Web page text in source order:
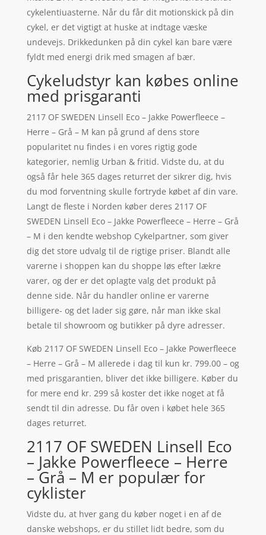
cykelentiuasterne. Når du får dit motionskick på din
cykel, er det vigtigt at huske at indtage væske
undevejs. Drikkedunken på din cykel kan bare være
fyldt med energi drik med smagen af bær.
Cykeludstyr kan købes online
med prisgaranti
2117 OF SWEDEN Linsell Eco – Jakke Powerfleece –
Herre – Grå – M kan på grund af dens store
popularitet nu findes i en vores rigtig gode
kategorier, nemlig Urban & fritid. Vidste du, at du
også får hele 365 dages returret der sikrer dig, hvis
du mod forventning skulle fortryde købet af din vare.
Langt de fleste i Norden køber deres 2117 OF
SWEDEN Linsell Eco – Jakke Powerfleece – Herre – Grå
– M i den kendte webshop Cykelpartner, som giver
dig det store udvalg til de rigtige priser. Blandt alle
varerne i shoppen kan du shoppe løs efter lækre
varer, og der er det oplagte valg det produkt på
denne side. Når du handler online er varerne
billigere- og det lader sig gøre, når man ikke skal
betale til showroom og butikker på dyre adresser.
Køb 2117 OF SWEDEN Linsell Eco – Jakke Powerfleece
– Herre – Grå – M allerede i dag til kun kr. 799.00 – og
med prisgarantien, bliver det ikke billigere. Køber du
for mere end kr. 299 så koster det ikke noget at få
sendt til din adresse. Du får oven i købet hele 365
dages returret.
2117 OF SWEDEN Linsell Eco
– Jakke Powerfleece – Herre
– Grå – M er populær for
cyklister
Vidste du, at hver gang du køber noget i en af de
danske webshops, er du stillet lidt bedre, som du